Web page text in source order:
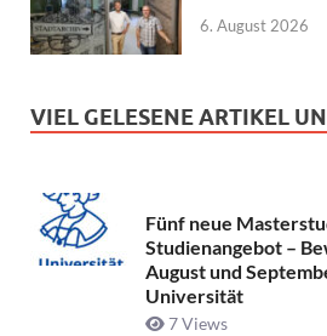
6. August 2026
VIEL GELESENE ARTIKEL
Fünf neue
Studienangebot –
August und
Universität
7 Views